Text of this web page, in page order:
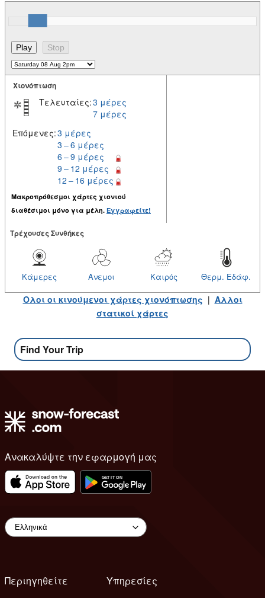
Χιονόπτωση
Τελευταίες:3 μέρες
7 μέρες
Επόμενες:3 μέρες
3 – 6 μέρες
6 – 9 μέρες
9 – 12 μέρες
12 – 16 μέρες
Μακροπρόθεσμοι χάρτες χιονιού
διαθέσιμοι μόνο για μέλη. Εγγραφείτε!
Tρέχουσες Συνθήκες
Θερμ. Εδάφ.
Καιρός
Ανεμοι
Κάμερες
Ολοι οι κινούμενοι χάρτες χιονόπτωσης | Αλλοι
στατικοί χάρτες
Find Your Trip
Ανακαλύψτε την εφαρμογή μας
Περιηγηθείτε
Υπηρεσίες